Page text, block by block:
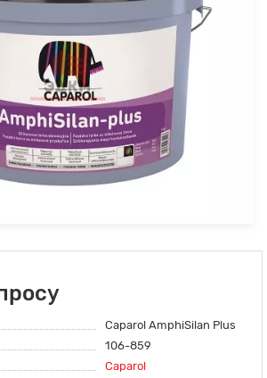
Caparol AmphiSilan Plus
106-859
Caparol